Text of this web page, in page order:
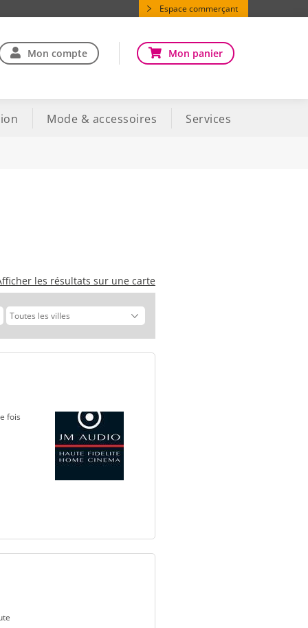
Espace commerçant
Mon compte Mon panier
Mode & accessoires Services
les résultats sur une carte
fois